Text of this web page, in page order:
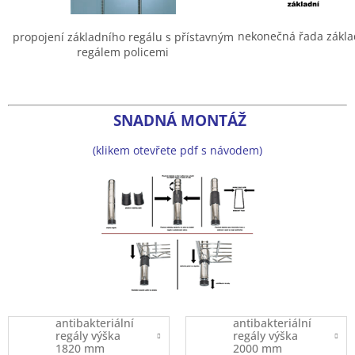
propojení základního regálu s přístavným
regálem policemi
nekonečná řada
SNADNÁ MONTÁŽ
(klikem otevřete pdf s návodem)
antibakteriální
regály výška
1820 mm
antibakteriální
regály výška
2000 mm